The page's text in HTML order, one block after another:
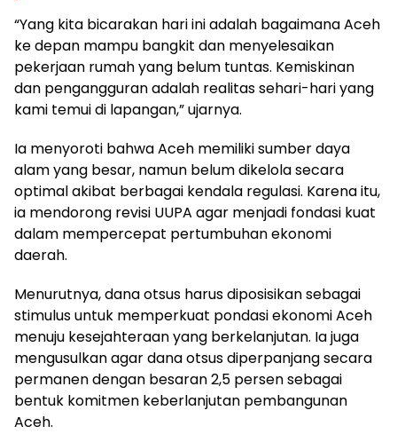
“Yang kita bicarakan hari ini adalah bagaimana Aceh
ke depan mampu bangkit dan menyelesaikan
pekerjaan rumah yang belum tuntas. Kemiskinan
dan pengangguran adalah realitas sehari-hari yang
kami temui di lapangan,” ujarnya.
Ia menyoroti bahwa Aceh memiliki sumber daya
alam yang besar, namun belum dikelola secara
optimal akibat berbagai kendala regulasi. Karena itu,
ia mendorong revisi UUPA agar menjadi fondasi kuat
dalam mempercepat pertumbuhan ekonomi
daerah.
Menurutnya, dana otsus harus diposisikan sebagai
stimulus untuk memperkuat pondasi ekonomi Aceh
menuju kesejahteraan yang berkelanjutan. Ia juga
mengusulkan agar dana otsus diperpanjang secara
permanen dengan besaran 2,5 persen sebagai
bentuk komitmen keberlanjutan pembangunan
Aceh.